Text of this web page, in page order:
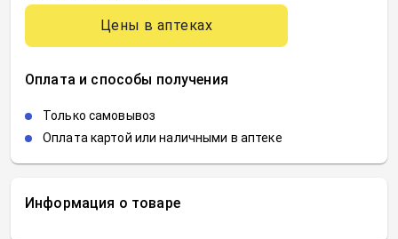
Информация о товаре
Цены в аптеках
Оплата и способы получения
Только самовывоз
Оплата картой или наличными в аптеке